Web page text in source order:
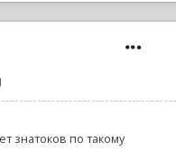
знатоков по такому